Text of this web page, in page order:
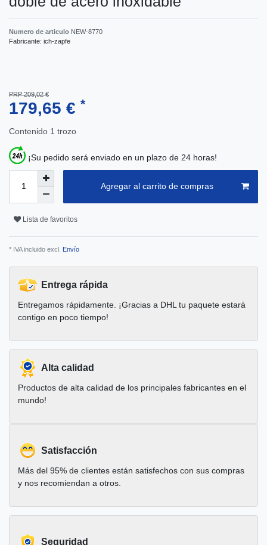
Numero de articulo NEW-8770
Fabricante: ich-zapfe
PRP 209,02 €
179,65 € *
Contenido 1 trozo
¡Su pedido será enviado en un plazo de 24 horas!
Agregar al carrito de compras
Lista de favoritos
* IVA incluido excl. Envío
Entrega rápida
Entregamos rápidamente. ¡Gracias a DHL tu paquete estará
contigo en poco tiempo!
Alta calidad
Productos de alta calidad de los principales fabricantes en el
mundo!
Satisfacción
Más del 95% de clientes están satisfechos con sus compras
y nos recomiendan a otros.
Seguridad